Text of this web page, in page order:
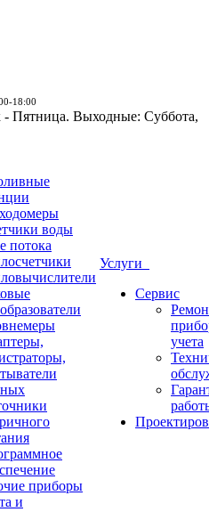
18:00
воды
потока
приборы
и
Услуги
Сервис
учета